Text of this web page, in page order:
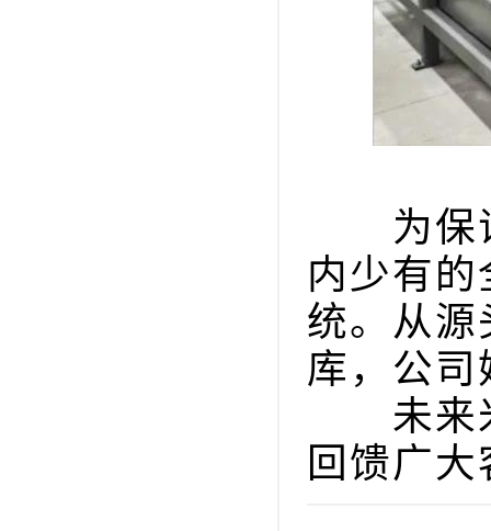
为保证
内少有
统。从源
库，公司
未来米
回馈广